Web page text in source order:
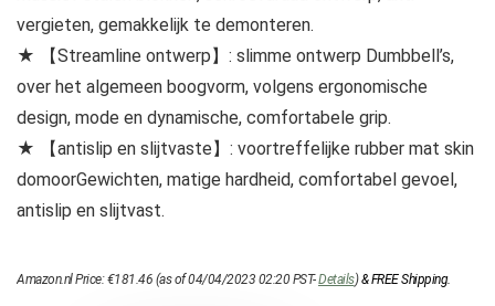
vergieten, gemakkelijk te demonteren.
★ 【Streamline ontwerp】: slimme ontwerp Dumbbell’s,
over het algemeen boogvorm, volgens ergonomische
design, mode en dynamische, comfortabele grip.
★ 【antislip en slijtvaste】: voortreffelijke rubber mat skin
domoorGewichten, matige hardheid, comfortabel gevoel,
antislip en slijtvast.
Amazon.nl Price:€181.46 (as of 04/04/2023 02:20 PST-Details)&FREE Shipping.